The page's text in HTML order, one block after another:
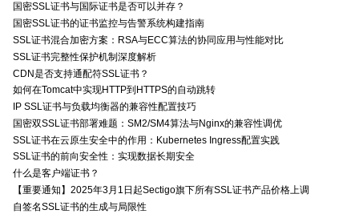
国密SSL证书与国际证书是否可以并存？
国密SSL证书的证书监控与告警系统构建指南
SSL证书混合加密方案：RSA与ECC算法的协同应用与性能对比
SSL证书完整性保护机制深度解析
CDN是否支持通配符SSL证书？
如何在Tomcat中实现HTTP到HTTPS的自动跳转
IP SSL证书与负载均衡器的兼容性配置技巧
国密双SSL证书部署难题：SM2/SM4算法与Nginx的兼容性调优
SSL证书在云原生安全中的作用：Kubernetes Ingress配置实践
SSL证书的前向安全性：实现数据长期安全
什么是客户端证书？
【重要通知】2025年3月1日起Sectigo旗下所有SSL证书产品价格上调
自签名SSL证书的生成与局限性